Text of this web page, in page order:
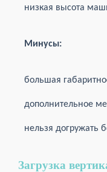
низкая высота
Минусы:
большая
дополнительное
нельзя догружать
Загрузка